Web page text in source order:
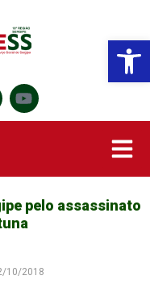
pelo assassinato
10/2018